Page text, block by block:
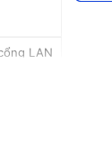
LAN
thoại,